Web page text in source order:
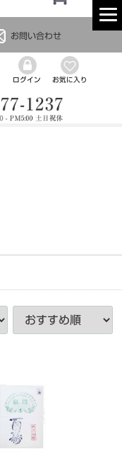
お問い合わせ
ログイン お気に入り